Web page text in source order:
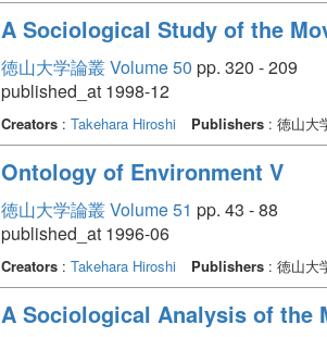
A Sociological Study of the
徳山大学論叢 Volume 50 pp. 320 - 209
published_at 1998-12
Creators: Takehara Hiroshi Publishers: 徳山大
Ontology of Environment V
徳山大学論叢 Volume 51 pp. 43 - 88
published_at 1996-06
Creators: Takehara Hiroshi Publishers: 徳山大
A Sociological Analysis of the